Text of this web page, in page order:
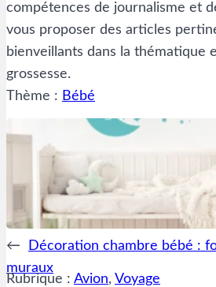
compétences de journalisme et
vous proposer des articles
bienveillants dans la thématique
grossesse.
Thème : Bébé
←
Décoration chambre bébé :
muraux
Rubrique : Avion, Voyage